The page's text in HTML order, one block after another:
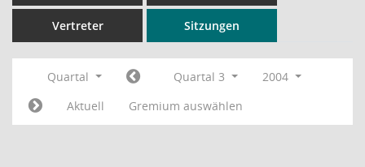
Vertreter Sitzungen
Quartal Quartal 3
2004
Aktuell
Gremium auswählen